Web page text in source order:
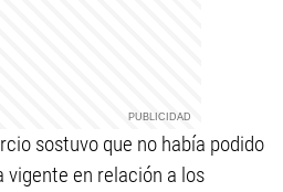
sostuvo que no había podido
en relación a los